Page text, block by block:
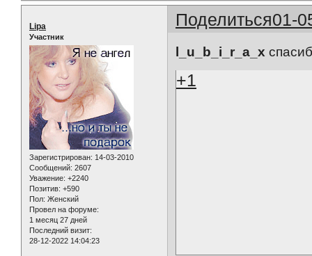
Поделиться01-
Lipa
Участник
Зарегистрирован: 14-03-2010
Сообщений: 2607
Уважение: +2240
Позитив: +590
Пол: Женский
Провел на форуме:
1 месяц 27 дней
Последний визит:
28-12-2022 14:04:23
l_u_b_i_r_a_x
+1